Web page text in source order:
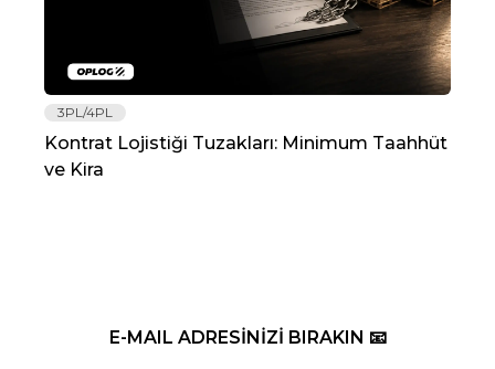
3PL/4PL
Kontrat Lojistiği Tuzakları: Minimum Taahhüt
ve Kira
E-MAIL ADRESİNİZİ BIRAKIN 📧